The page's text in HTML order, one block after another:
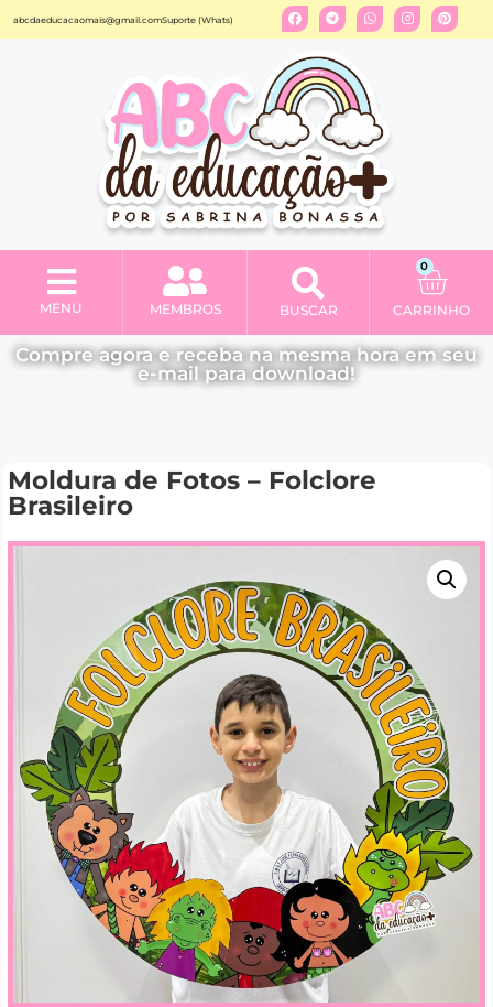
abcdaeducacaomais@gmail.comSuporte (Whats)
MENU MEMBROS BUSCAR
0
CARRINHO
Compre agora e receba na mesma hora em seu
e-mail para download!
Moldura de Fotos – Folclore
Brasileiro